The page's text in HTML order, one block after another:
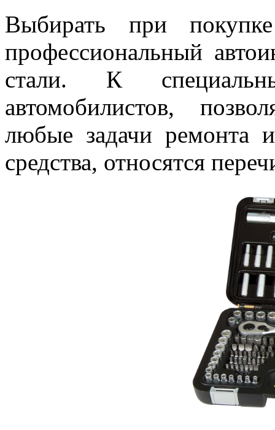
Выбирать при
профессиональный
стали. К
автомобилистов,
любые задачи ремонта
средства, относятся